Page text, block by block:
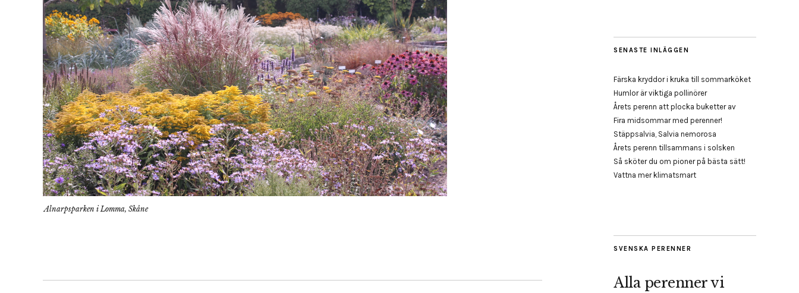
Alnarpsparken i Lomma, Skåne
SENASTE INLÄGGEN
Färska kryddor i kruka till sommarköket
Humlor är viktiga pollinörer
Årets perenn att plocka buketter av
Fira midsommar med perenner!
Stäppsalvia, Salvia nemorosa
Årets perenn tillsammans i solsken
Så sköter du om pioner på bästa sätt!
Vattna mer klimatsmart
SVENSKA PERENNER
Alla perenner vi